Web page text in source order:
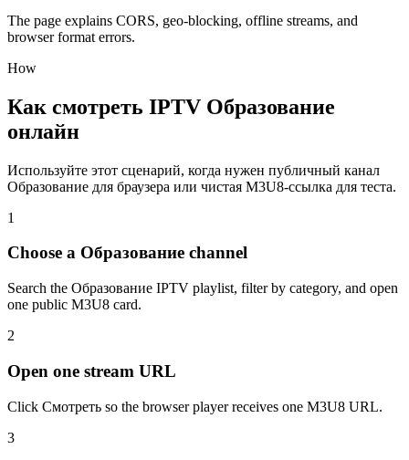
The page explains CORS, geo-blocking, offline streams, and
browser format errors.
How
Как смотреть IPTV Образование
онлайн
Используйте этот сценарий, когда нужен публичный канал
Образование для браузера или чистая M3U8-ссылка для теста.
1
Choose a Образование channel
Search the Образование IPTV playlist, filter by category, and open
one public M3U8 card.
2
Open one stream URL
Click Смотреть so the browser player receives one M3U8 URL.
3